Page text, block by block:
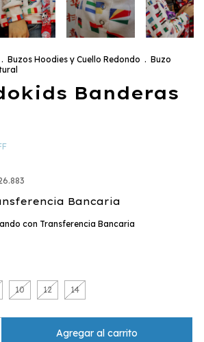
. Buzos Hoodies y Cuello Redondo . Buzo
Banderas
Bancaria
con Transferencia Bancaria
10 12 14